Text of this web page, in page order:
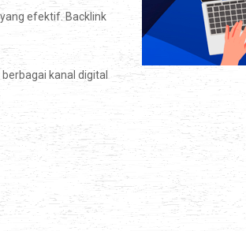
efektif. Backlink
kanal digital